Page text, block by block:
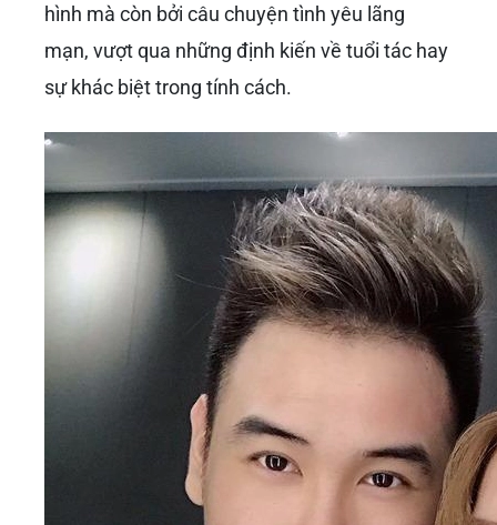
hình mà còn bởi câu chuyện tình yêu lãng
mạn, vượt qua những định kiến về tuổi tác hay
sự khác biệt trong tính cách.